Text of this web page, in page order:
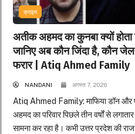
क्राइम
अतीक अहमद का कुनबा क्यों होता
जानिए अब कौन जिंदा है, कौन
फरार | Atiq Ahmed Family
NANDANI अगस्त 7, 2026
Atiq Ahmed Family: माफिया डॉन और
अहमद का परिवार पिछले तीन वर्षों से
सामना कर रहा है। कभी उत्तर प्रदेश की